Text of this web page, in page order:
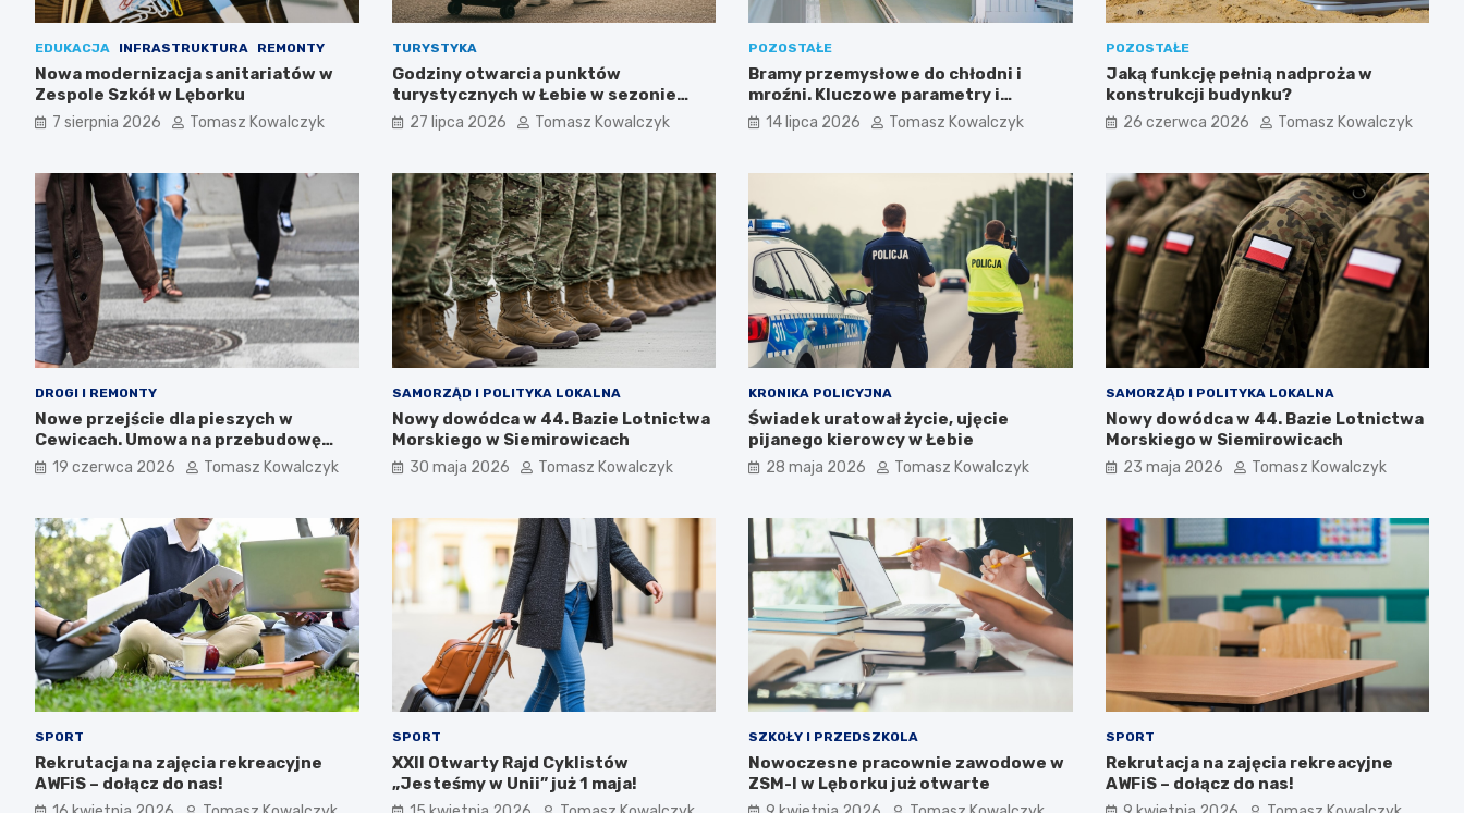
EDUKACJA INFRASTRUKTURA REMONTY
Nowa modernizacja sanitariatów w
Zespole Szkół w Lęborku
7 sierpnia 2026 Tomasz Kowalczyk
TURYSTYKA
Godziny otwarcia punktów
turystycznych w Łebie w sezonie
letnim i zimowym
27 lipca 2026 Tomasz Kowalczyk
POZOSTAŁE
Bramy przemysłowe do chłodni i
mroźni. Kluczowe parametry i
wymagania izolacyjne
14 lipca 2026 Tomasz Kowalczyk
POZOSTAŁE
Jaką funkcję pełnią nadproża w
konstrukcji budynku?
26 czerwca 2026 Tomasz Kowalczyk
DROGI I REMONTY
Nowe przejście dla pieszych w
Cewicach. Umowa na przebudowę
ulicy Zielonej podpisana
19 czerwca 2026 Tomasz Kowalczyk
SAMORZĄD I POLITYKA LOKALNA
Nowy dowódca w 44. Bazie Lotnictwa
Morskiego w Siemirowicach
30 maja 2026 Tomasz Kowalczyk
KRONIKA POLICYJNA
Świadek uratował życie, ujęcie
pijanego kierowcy w Łebie
28 maja 2026 Tomasz Kowalczyk
SAMORZĄD I POLITYKA LOKALNA
Nowy dowódca w 44. Bazie Lotnictwa
Morskiego w Siemirowicach
23 maja 2026 Tomasz Kowalczyk
SPORT
Rekrutacja na zajęcia rekreacyjne
AWFiS – dołącz do nas!
SPORT
XXII Otwarty Rajd Cyklistów
„Jesteśmy w Unii” już 1 maja!
SZKOŁY I PRZEDSZKOLA
Nowoczesne pracownie zawodowe w
ZSM-I w Lęborku już otwarte
SPORT
Rekrutacja na zajęcia rekreacyjne
AWFiS – dołącz do nas!